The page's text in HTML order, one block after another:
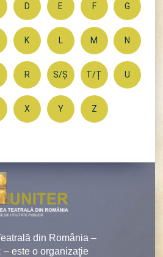
D E F G
K L M N
R S/Ș T/Ț U
X Y Z
din România –
– este o organizaţie